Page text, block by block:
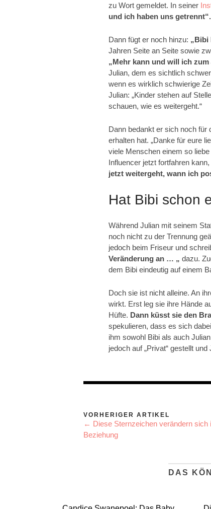
zu Wort gemeldet. In seiner
und ich haben uns getrennt“.
Dann fügt er noch hinzu: „Bibi
Jahren Seite an Seite sowie
„Mehr kann und will ich
Julian, dem es sichtlich
wenn es wirklich schwierige
Julian: „Kinder stehen auf
schauen, wie es weitergeht.“
Dann bedankt er sich noch für
erhalten hat. „Danke für eure
viele Menschen einem so
Influencer jetzt fortfahren
jetzt weitergeht, wann ich
Hat Bibi schon
Während Julian mit seinem
noch nicht zu der Trennung
jedoch beim Friseur und
Veränderung an … „ dazu.
dem Bibi eindeutig auf einem
Doch sie ist nicht alleine. An
wirkt. Erst leg sie ihre Hände
Hüfte. Dann küsst sie den
spekulieren, dass es sich
ihm sowohl Bibi als auch
jedoch auf „Privat“ gestellt
VORHERIGER ARTIKEL
← Diese Sternzeichen verändern sich
Beziehung
DAS